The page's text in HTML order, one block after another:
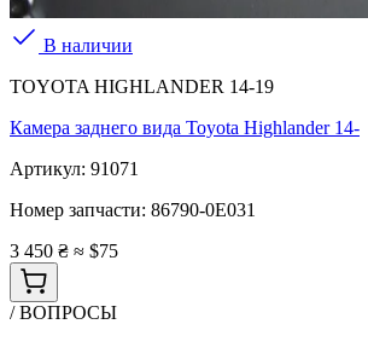
В наличии
TOYOTA HIGHLANDER 14-19
Камера заднего вида Toyota Highlander 14-
Артикул: 91071
Номер запчасти: 86790-0E031
3 450 ₴ ≈ $75
/ ВОПРОСЫ